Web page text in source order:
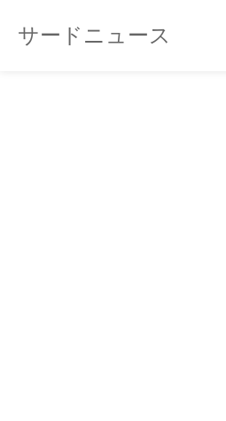
サードニュース